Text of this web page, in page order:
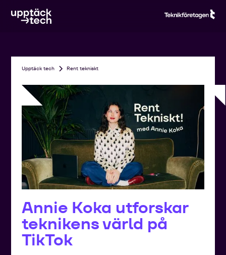
Upptäck tech Rent tekniskt
Annie Koka utforskar
teknikens värld på
TikTok